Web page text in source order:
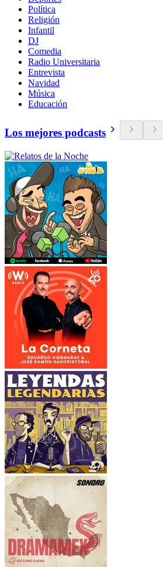
Política
Religión
Infantil
DJ
Comedia
Radio Universitaria
Entrevista
Navidad
Música
Educación
Los mejores podcasts